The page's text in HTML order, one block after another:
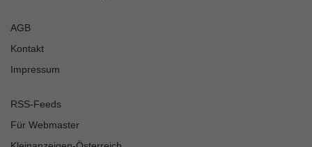
AGB
Kontakt
Impressum
RSS-Feeds
Für Webmaster